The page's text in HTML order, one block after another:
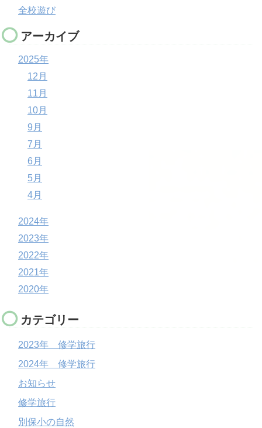
全校遊び
アーカイブ
2025年
12月
11月
10月
9月
7月
6月
5月
4月
2024年
2023年
2022年
2021年
2020年
カテゴリー
2023年 修学旅行
2024年 修学旅行
お知らせ
修学旅行
別保小の自然